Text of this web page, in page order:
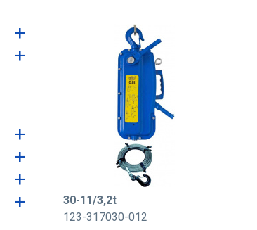
+
+
+
+
+
+
30-11/3,2t
123-317030-012